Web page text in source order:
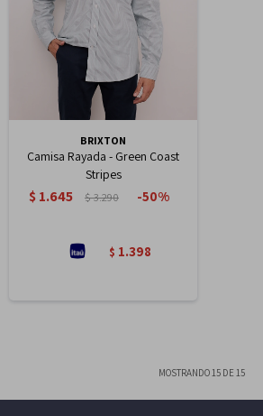
BRIXTON
Camisa Rayada - Green Coast
Stripes
$ 1.645 $3.290 50
$ 1.398
MOSTRANDO15 DE15